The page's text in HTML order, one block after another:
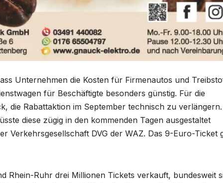
Unternehmen die Kosten für Firmenautos und
für Beschäftigte besonders günstig. Für die
die Rabattaktion im September technisch zu verlängern.
diese zügig in den kommenden Tagen ausgestaltet
Verkehrsgesellschaft DVG der WAZ. Das 9-Euro-Ticket
Rhein-Ruhr drei Millionen Tickets verkauft, bundesweit